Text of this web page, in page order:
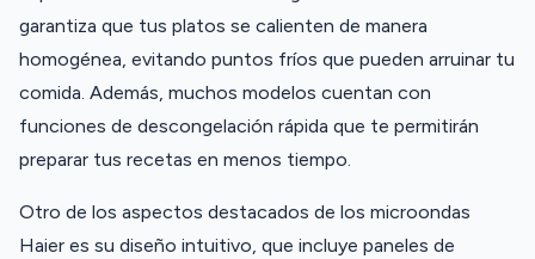
garantiza que tus platos se calienten de manera
homogénea, evitando puntos fríos que pueden arruinar tu
comida. Además, muchos modelos cuentan con
funciones de descongelación rápida que te permitirán
preparar tus recetas en menos tiempo.
Otro de los aspectos destacados de los microondas
Haier es su diseño intuitivo, que incluye paneles de